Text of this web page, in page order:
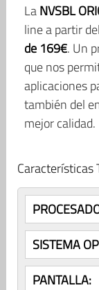
LaNVSBL
line a partir
de 169€. Un
que nos
aplicaciones
también del
mejor calidad.
Características
SISTEMA
PANTALLA: